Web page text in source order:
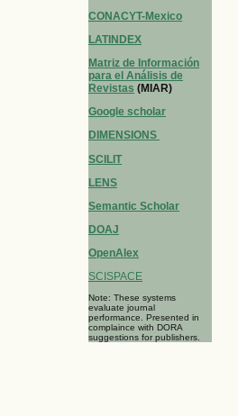
CONACYT-Mexico
LATINDEX
Matriz de Información
para el Análisis de
Revistas (MIAR)
Google scholar
DIMENSIONS
SCILIT
LENS
Semantic Scholar
DOAJ
OpenAlex
SCISPACE
Note: These systems
evaluate journal
performance. Presented in
complaince with DORA
suggestions for publishers.